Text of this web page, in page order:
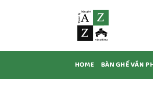
HOME BÀN GHẾ VĂN